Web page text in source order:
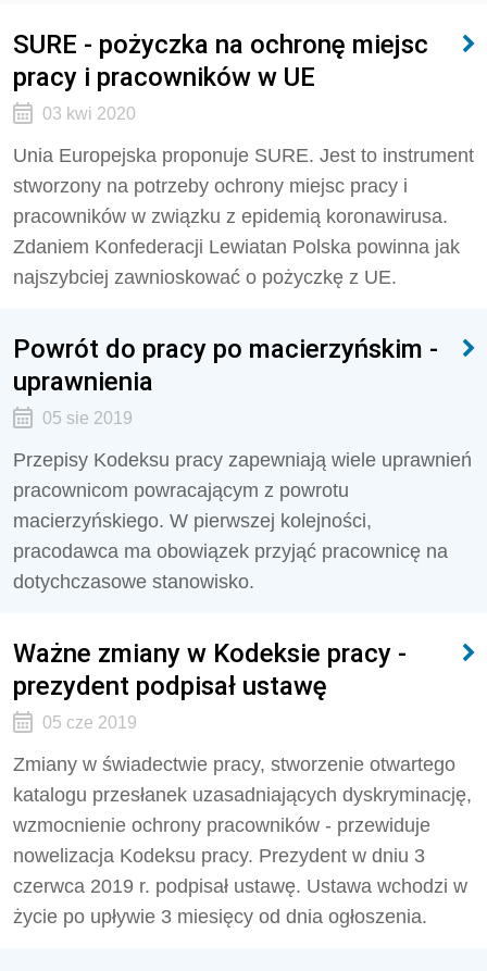
SURE - pożyczka na ochronę miejsc
pracy i pracowników w UE
03 kwi 2020
Unia Europejska proponuje SURE. Jest to instrument
stworzony na potrzeby ochrony miejsc pracy i
pracowników w związku z epidemią koronawirusa.
Zdaniem Konfederacji Lewiatan Polska powinna jak
najszybciej zawnioskować o pożyczkę z UE.
Powrót do pracy po macierzyńskim -
uprawnienia
05 sie 2019
Przepisy Kodeksu pracy zapewniają wiele uprawnień
pracownicom powracającym z powrotu
macierzyńskiego. W pierwszej kolejności,
pracodawca ma obowiązek przyjąć pracownicę na
dotychczasowe stanowisko.
Ważne zmiany w Kodeksie pracy -
prezydent podpisał ustawę
05 cze 2019
Zmiany w świadectwie pracy, stworzenie otwartego
katalogu przesłanek uzasadniających dyskryminację,
wzmocnienie ochrony pracowników - przewiduje
nowelizacja Kodeksu pracy. Prezydent w dniu 3
czerwca 2019 r. podpisał ustawę. Ustawa wchodzi w
życie po upływie 3 miesięcy od dnia ogłoszenia.